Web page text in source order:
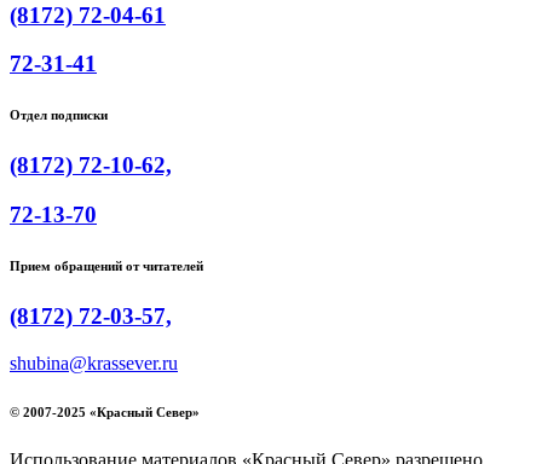
(8172) 72-04-61
72-31-41
Отдел подписки
(8172) 72-10-62,
72-13-70
Прием обращений от читателей
(8172) 72-03-57,
shubina@krassever.ru
© 2007-2025 «Красный Север»
Использование материалов «Красный Север» разрешено